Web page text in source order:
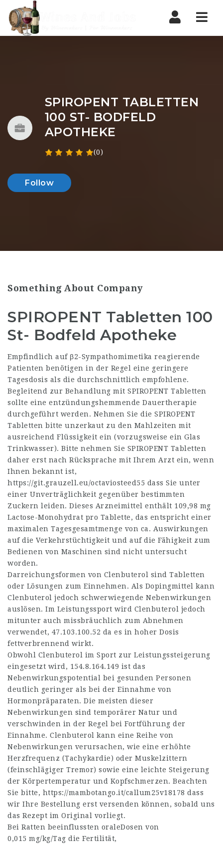
SPIROPENT TABLETTEN
100 ST- BODFELD
APOTHEKE
(0)
Follow
Something About Company
SPIROPENT Tabletten 100
St- Bodfeld Apotheke
Empfindlich auf β2-Sympathomimetika reagierende
Patienten benötigen in der Regel eine geringere
Tagesdosis als die durchschnittlich empfohlene.
Begleitend zur Behandlung mit SPIROPENT Tabletten
sollte eine entzündungshemmende Dauertherapie
durchgeführt werden. Nehmen Sie die SPIROPENT
Tabletten bitte unzerkaut zu den Mahlzeiten mit
ausreichend Flüssigkeit ein (vorzugsweise ein Glas
Trinkwasser). Bitte nehmen Sie SPIROPENT Tabletten
daher erst nach Rücksprache mit Ihrem Arzt ein, wenn
Ihnen bekannt ist,
https://git.grauzell.eu/octaviosteed55 dass Sie unter
einer Unverträglichkeit gegenüber bestimmten
Zuckern leiden. Dieses Arzneimittel enthält 109,98 mg
Lactose-Monohydrat pro Tablette, das entspricht einer
maximalen Tagesgesamtmenge von ca. Auswirkungen
auf die Verkehrstüchtigkeit und auf die Fähigkeit zum
Bedienen von Maschinen sind nicht untersucht
worden.
Darreichungsformen von Clenbuterol sind Tabletten
oder Lösungen zum Einnehmen. Als Dopingmittel kann
Clenbuterol jedoch schwerwiegende Nebenwirkungen
auslösen. Im Leistungssport wird Clenbuterol jedoch
mitunter auch missbräuchlich zum Abnehmen
verwendet, 47.103.100.52 da es in hoher Dosis
fettverbrennend wirkt.
Obwohl Clenbuterol im Sport zur Leistungssteigerung
eingesetzt wird, 154.8.164.149 ist das
Nebenwirkungspotential bei gesunden Personen
deutlich geringer als bei der Einnahme von
Hormonpräparaten. Die meisten dieser
Nebenwirkungen sind temporärer Natur und
verschwinden in der Regel bei Fortführung der
Einnahme. Clenbuterol kann eine Reihe von
Nebenwirkungen verursachen, wie eine erhöhte
Herzfrequenz (Tachykardie) oder Muskelzittern
(feinschlägiger Tremor) sowie eine leichte Steigerung
der Körpertemperatur und Kopfschmerzen. Beachten
Sie bitte, https://mambotango.it/callum25v18178 dass
wir Ihre Bestellung erst versenden können, sobald uns
das Rezept im Original vorliegt.
Bei Ratten beeinflussten oraleDosen von
0,015 mg/kg/Tag die Fertilität,